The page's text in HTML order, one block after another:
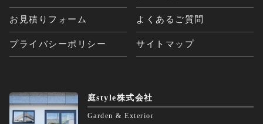
お見積りフォーム よくあるご質問
プライバシーポリシー サイトマップ
庭style株式会社
Garden & Exterior